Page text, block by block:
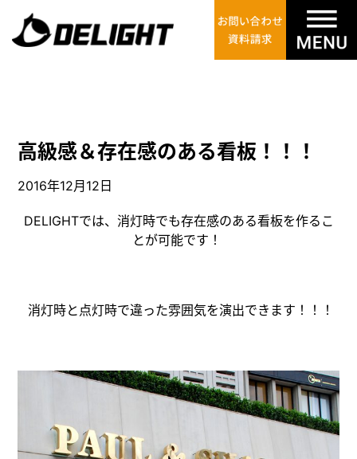
高級感＆存在感のある看板！！！
2016年12月12日
DELIGHTでは、消灯時でも存在感のある看板を作るこ
とが可能です！
消灯時と点灯時で違った雰囲気を演出できます！！！